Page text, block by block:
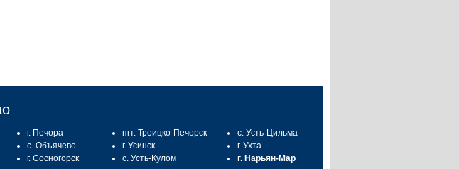
г. Печора
с. Объячево
г. Сосногорск
пгт. Троицко-Печорск
г. Усинск
с. Усть-Кулом
с. Усть-Цильма
г. Ухта
г. Нарьян-Мар